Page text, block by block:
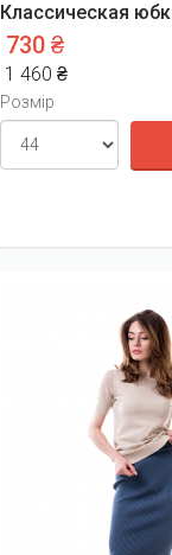
Классическая
730 ₴
1 460 ₴
Розмір